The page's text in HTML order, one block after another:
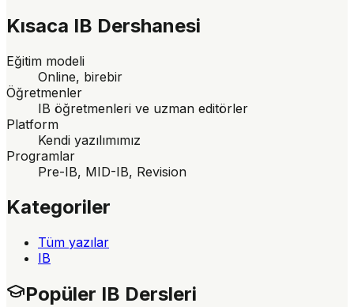
Kısaca IB Dershanesi
Eğitim modeli
Online, birebir
Öğretmenler
IB öğretmenleri ve uzman editörler
Platform
Kendi yazılımımız
Programlar
Pre-IB, MID-IB, Revision
Kategoriler
Tüm yazılar
IB
Popüler IB Dersleri